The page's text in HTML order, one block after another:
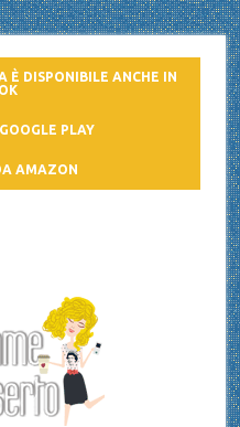
È DISPONIBILE ANCHE IN
PLAY
AMAZON